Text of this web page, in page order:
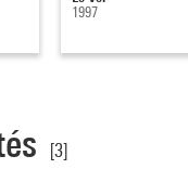
1997
[3]